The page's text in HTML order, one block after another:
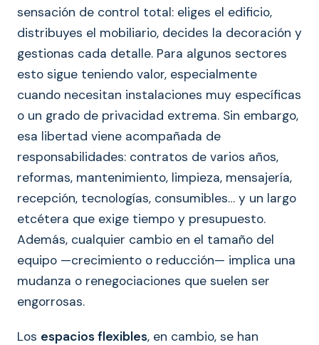
sensación de control total: eliges el edificio,
distribuyes el mobiliario, decides la decoración y
gestionas cada detalle. Para algunos sectores
esto sigue teniendo valor, especialmente
cuando necesitan instalaciones muy específicas
o un grado de privacidad extrema. Sin embargo,
esa libertad viene acompañada de
responsabilidades: contratos de varios años,
reformas, mantenimiento, limpieza, mensajería,
recepción, tecnologías, consumibles… y un largo
etcétera que exige tiempo y presupuesto.
Además, cualquier cambio en el tamaño del
equipo —crecimiento o reducción— implica una
mudanza o renegociaciones que suelen ser
engorrosas.
Los espacios flexibles, en cambio, se han